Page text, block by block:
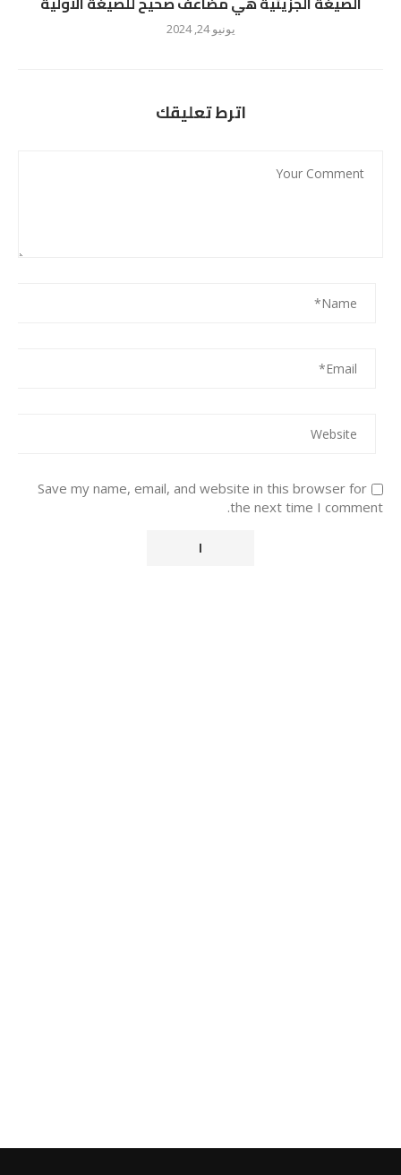
يونيو 24, 2024
اترط تعليقك
Save my name, email, and website in this browser for
the next time I comment.